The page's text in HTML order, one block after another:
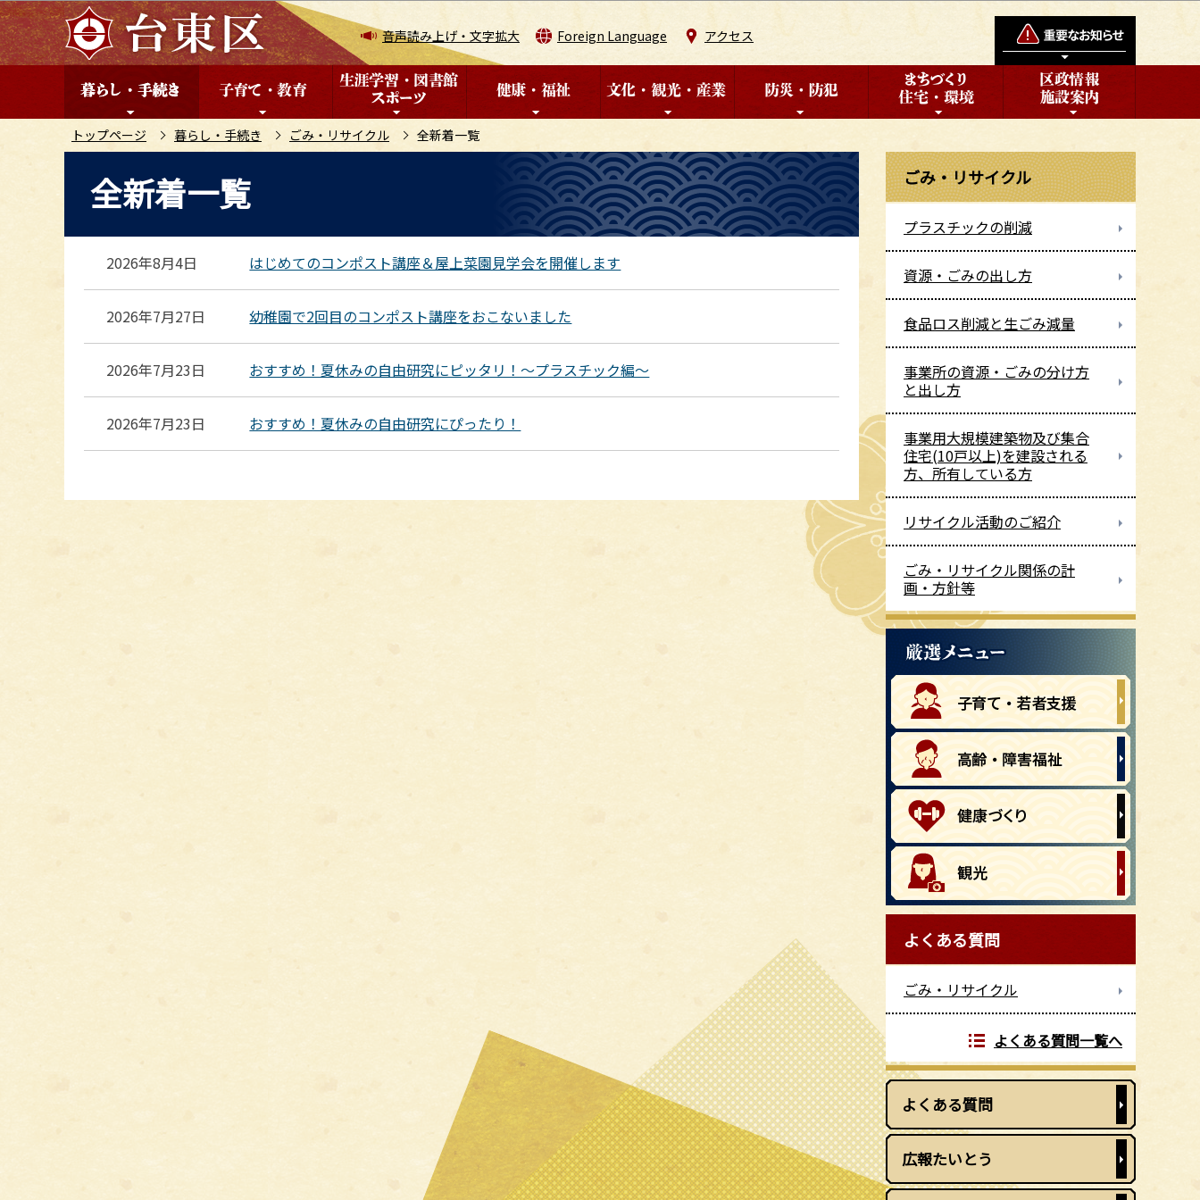
こ
の
ペ
音声読み上げ・文字拡大 Foreign Language アクセス
トップページ 暮らし・手続き ごみ・リサイクル 全新着一覧
こ
全新着一覧
2026年8月4日 はじめてのコンポスト講座＆屋上菜園見学会を開催します
2026年7月27日 幼稚園で2回目のコンポスト講座をおこないました
2026年7月23日 おすすめ！夏休みの自由研究にピッタリ！～プラスチック編～
2026年7月23日 おすすめ！夏休みの自由研究にぴったり！
ごみ・リサイクル
プラスチックの削減
資源・ごみの出し方
食品ロス削減と生ごみ減量
事業所の資源・ごみの分け方
と出し方
事業用大規模建築物及び集合
住宅(10戸以上)を建設される
方、所有している方
リサイクル活動のご紹介
ごみ・リサイクル関係の計
画・方針等
よくある質問
ごみ・リサイクル
よくある質問一覧へ
よくある質問
広報たいとう